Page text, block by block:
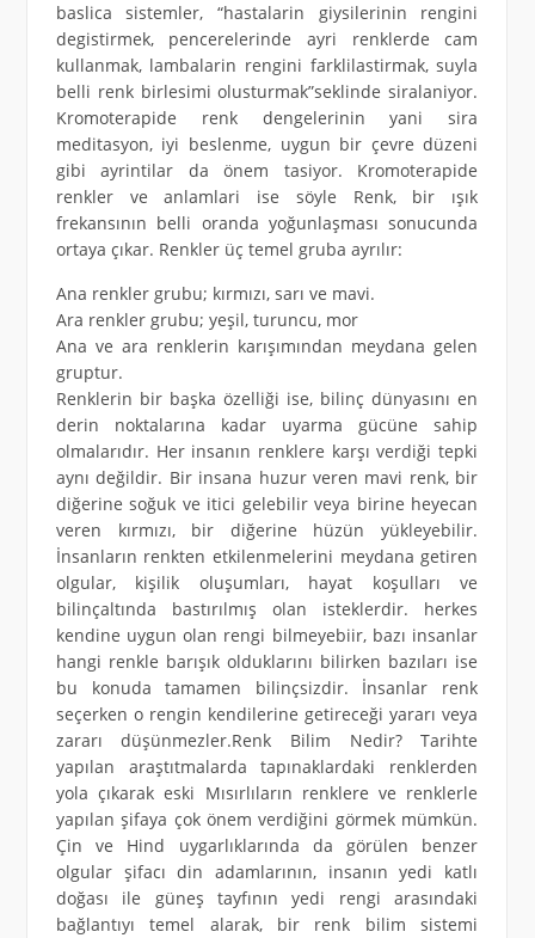
baslica sistemler, “hastalarin giysilerinin rengini
degistirmek, pencerelerinde ayri renklerde cam
kullanmak, lambalarin rengini farklilastirmak, suyla
belli renk birlesimi olusturmak”seklinde siralaniyor.
Kromoterapide renk dengelerinin yani sira
meditasyon, iyi beslenme, uygun bir çevre düzeni
gibi ayrintilar da önem tasiyor. Kromoterapide
renkler ve anlamlari ise söyle Renk, bir ışık
frekansının belli oranda yoğunlaşması sonucunda
ortaya çıkar. Renkler üç temel gruba ayrılır:
Ana renkler grubu; kırmızı, sarı ve mavi.
Ara renkler grubu; yeşil, turuncu, mor
Ana ve ara renklerin karışımından meydana gelen
gruptur.
Renklerin bir başka özelliği ise, bilinç dünyasını en
derin noktalarına kadar uyarma gücüne sahip
olmalarıdır. Her insanın renklere karşı verdiği tepki
aynı değildir. Bir insana huzur veren mavi renk, bir
diğerine soğuk ve itici gelebilir veya birine heyecan
veren kırmızı, bir diğerine hüzün yükleyebilir.
İnsanların renkten etkilenmelerini meydana getiren
olgular, kişilik oluşumları, hayat koşulları ve
bilinçaltında bastırılmış olan isteklerdir. herkes
kendine uygun olan rengi bilmeyebiir, bazı insanlar
hangi renkle barışık olduklarını bilirken bazıları ise
bu konuda tamamen bilinçsizdir. İnsanlar renk
seçerken o rengin kendilerine getireceği yararı veya
zararı düşünmezler.Renk Bilim Nedir? Tarihte
yapılan araştıtmalarda tapınaklardaki renklerden
yola çıkarak eski Mısırlıların renklere ve renklerle
yapılan şifaya çok önem verdiğini görmek mümkün.
Çin ve Hind uygarlıklarında da görülen benzer
olgular şifacı din adamlarının, insanın yedi katlı
doğası ile güneş tayfının yedi rengi arasındaki
bağlantıyı temel alarak, bir renk bilim sistemi